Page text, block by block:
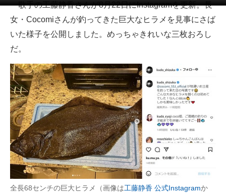
注目記事を集めた総合ページ
ITの今と未来を見通す
進化するPCとデバイスの未来
好きが集まる 比べて選べる
ビジネスと働き方のヒント
AI活用のいまが分かる
企業ITのトレンドを詳説
歌手の工藤静香さんが8月22日にInstagramを更新。長
女・Cocomiさんが釣ってきた巨大なヒラメを見事にさば
いた様子を公開しました。めっちゃきれいな三枚おろし
だ。
全長68センチの巨大ヒラメ（画像は工藤静香 公式Instagramか